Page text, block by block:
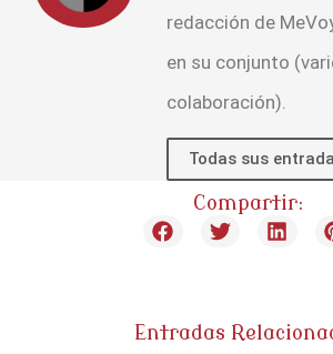
redacción de
en su conjunto
colaboración).
Todas sus
Compartir:
Entradas